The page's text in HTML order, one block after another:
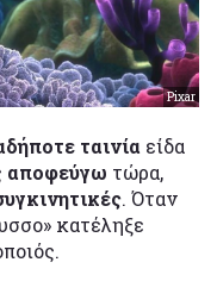
Pixar
ταινία είδα
αποφεύγω τώρα,
. Όταν
κατέληξε